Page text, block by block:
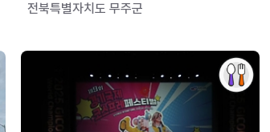
전북특별자치도 무주군